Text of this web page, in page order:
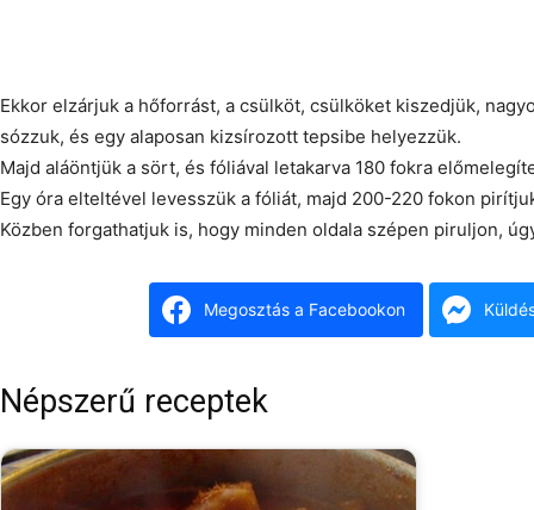
Ekkor elzárjuk a hőforrást, a csülköt, csülköket kiszedjük,
sózzuk, és egy alaposan kizsírozott tepsibe helyezzük.
Majd aláöntjük a sört, és fóliával letakarva 180 fokra
Egy óra elteltével levesszük a fóliát, majd 200-220 fokon
Közben forgathatjuk is, hogy minden oldala szépen piruljon,
Megosztás a Facebookon
Népszerű receptek